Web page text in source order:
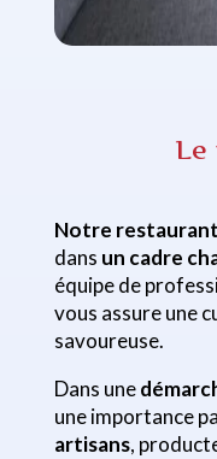
Notre restaurant
dans un cadre
équipe de
vous assure une
savoureuse.
Dans une
une importance
artisans,